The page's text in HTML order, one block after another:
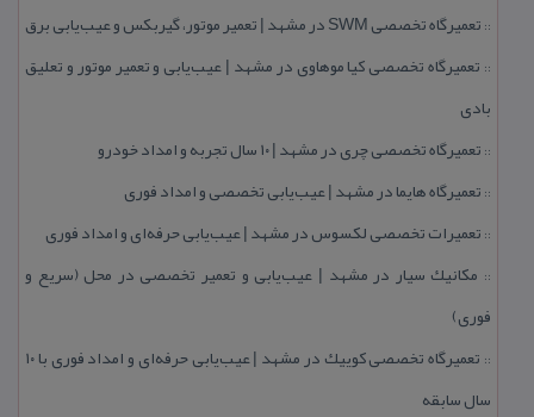
:: تعمیرگاه تخصصی SWM در مشهد | تعمیر موتور، گیربكس و عیب‌یابی برق
:: تعمیرگاه تخصصی كیا موهاوی در مشهد | عیب‌یابی و تعمیر موتور و تعلیق
بادی
:: تعمیرگاه تخصصی چری در مشهد | ۱۰ سال تجربه و امداد خودرو
:: تعمیرگاه هایما در مشهد | عیب‌یابی تخصصی و امداد فوری
:: تعمیرات تخصصی لكسوس در مشهد | عیب‌یابی حرفه‌ای و امداد فوری
:: مكانیك سیار در مشهد | عیب‌یابی و تعمیر تخصصی در محل (سریع و
فوری)
::
تعمیرگاه تخصصی كوییك در مشهد | عیب‌یابی حرفه‌ای و امداد فوری با ۱۰
سال سابقه